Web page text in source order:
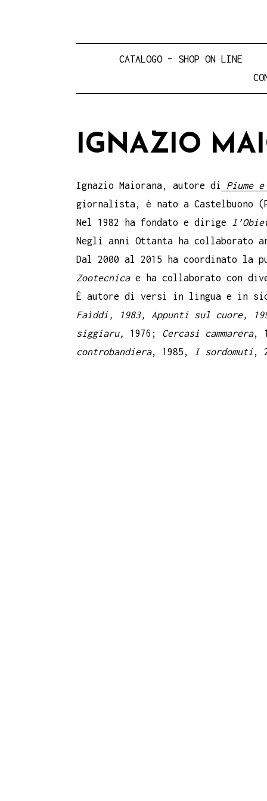
CATALOGO – SHOP ON LINE
IGNAZIO
Ignazio Maiorana, autore di Piume
giornalista, è nato a Castelbuono
Nel 1982 ha fondato e dirige
Negli anni Ottanta ha collaborato
Dal 2000 al 2015 ha coordinato la
Zootecnicae ha collaborato con
È autore di versi in lingua e in
Faìddi, 1983, Appunti sul cuore,
siggiaru,
1976; Cercasi cammarera,
controbandiera, 1985, I sordomuti ,